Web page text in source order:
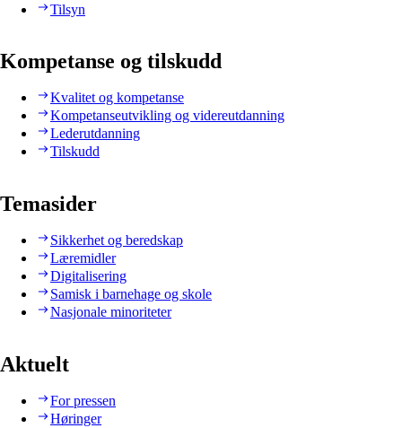
Tilsyn
Kompetanse og tilskudd
Kvalitet og kompetanse
Kompetanseutvikling og videreutdanning
Lederutdanning
Tilskudd
Temasider
Sikkerhet og beredskap
Læremidler
Digitalisering
Samisk i barnehage og skole
Nasjonale minoriteter
Aktuelt
For pressen
Høringer